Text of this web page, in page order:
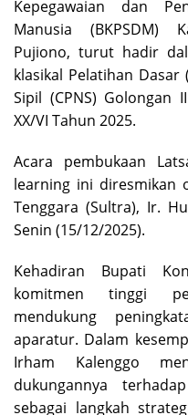
Kepegawaian dan
Manusia (BKPSDM)
Pujiono, turut hadir
klasikal Pelatihan Dasar
Sipil (CPNS) Golongan
XX/VI Tahun 2025.
Acara pembukaan
learning ini diresmikan
Tenggara (Sultra), Ir.
Senin (15/12/2025).
Kehadiran Bupati
komitmen tinggi
mendukung
aparatur. Dalam
Irham Kalenggo
dukungannya
sebagai langkah